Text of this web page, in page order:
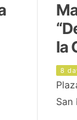
la
8
San